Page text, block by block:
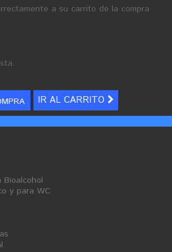
a su carrito de la compra
IR AL CARRITO
Bioalcohol
y para WC
N
T
Detergente Lavavajillas Aguas